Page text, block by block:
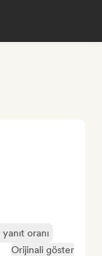
oranı
Orijinali göster